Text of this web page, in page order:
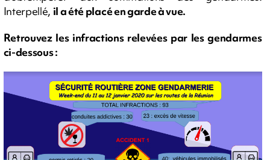
Interpellé, il a été placé en garde à vue.
Retrouvez les infractions relevées par les gendarmes
ci-dessous :